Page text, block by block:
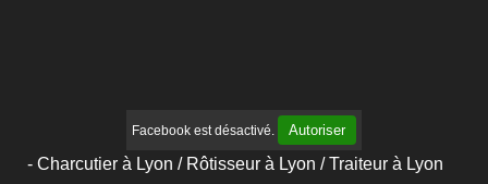
Facebook est désactivé. Autoriser
- Charcutier à Lyon / Rôtisseur à Lyon / Traiteur à Lyon